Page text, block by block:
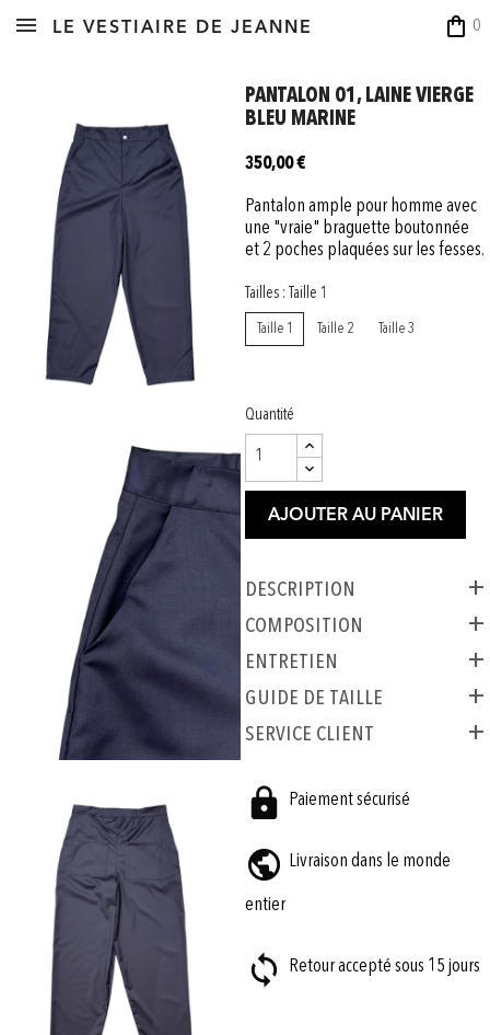
shopping_bag 0
LE VESTIAIRE DE JEANNE
PANTALON 01, LAINE VIERGE
BLEU MARINE
350,00 €
Pantalon ample pour homme avec
une "vraie" braguette boutonnée
et 2 poches plaquées sur les fesses.
Tailles : Taille 1
Taille 1 Taille 2 Taille 3
Quantité
AJOUTER AU PANIER
Description
COMPOSITION
ENTRETIEN
GUIDE DE TAILLE
SERVICE CLIENT
Paiement sécurisé
Livraison dans le monde
entier
Retour accepté sous 15 jours